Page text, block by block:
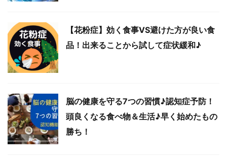
【花粉症】効く食事VS避けた方が良い食
品！出来ることから試して症状緩和♪
脳の健康を守る7つの習慣♪認知症予防！
頭良くなる食べ物＆生活♪早く始めたもの
勝ち！